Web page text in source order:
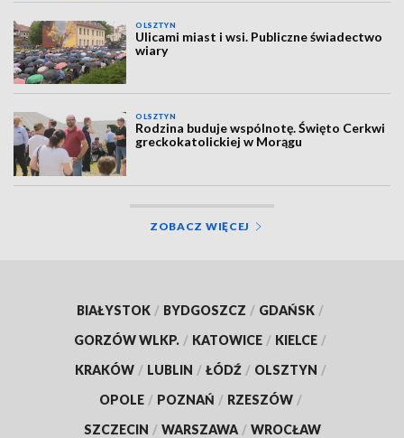
OLSZTYN
Ulicami miast i wsi. Publiczne świadectwo
wiary
OLSZTYN
Rodzina buduje wspólnotę. Święto Cerkwi
greckokatolickiej w Morągu
ZOBACZ WIĘCEJ
BIAŁYSTOK / BYDGOSZCZ / GDAŃSK /
GORZÓW WLKP. / KATOWICE / KIELCE /
KRAKÓW / LUBLIN / ŁÓDŹ / OLSZTYN /
OPOLE / POZNAŃ / RZESZÓW /
SZCZECIN / WARSZAWA / WROCŁAW